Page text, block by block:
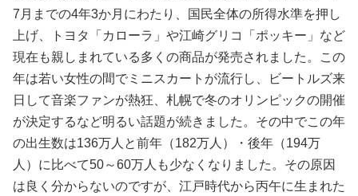
7月までの4年3か月にわたり、国民全体の所得水準を押し
上げ、トヨタ「カローラ」や江崎グリコ「ポッキー」など
現在も親しまれている多くの商品が発売されました。この
年は若い女性の間でミニスカートが流行し、ビートルズ来
日して音楽ファンが熱狂、札幌で冬のオリンピックの開催
が決定するなど明るい話題が続きました。その中でこの年
の出生数は136万人と前年（182万人）・後年（194万
人）に比べて50～60万人も少なくなりました。その原因
は良く分からないのですが、江戸時代から丙午に生まれた